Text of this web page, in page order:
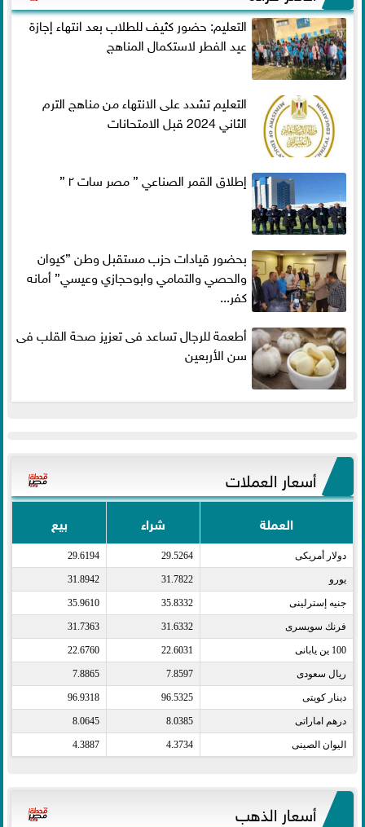
التعليم: حضور كثيف للطلاب بعد انتهاء إجازة
عيد الفطر لاستكمال المناهج
التعليم تشدد على الانتهاء من مناهج الترم
الثاني 2024 قبل الامتحانات
إطلاق القمر الصناعي ” مصر سات ٢ ”
بحضور قيادات حزب مستقبل وطن ”كيوان
والحصي والتمامي وابوحجازي وعيسي” أمانه
كفر...
أطعمة للرجال تساعد فى تعزيز صحة القلب فى
سن الأربعين
أسعار العملات
العملة شراء بيع
دولار أمريكى​ 29.5264
29.6194
يورو​ 31.7822
31.8942
جنيه إسترلينى​ 35.8332
35.9610
فرنك سويسرى​ 31.6332
31.7363
100 ين يابانى​ 22.6031
22.6760
ريال سعودى​ 7.8597
7.8865
دينار كويتى​ 96.5325
96.9318
درهم اماراتى​ 8.0385
8.0645
اليوان الصينى​ 4.3734
4.3887
أسعار الذهب